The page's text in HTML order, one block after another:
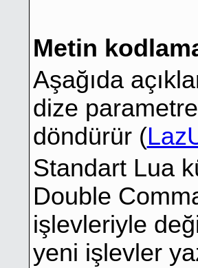
Metin
Aşağıda
dize
döndürür (
Standart Lua
Double
işlevleriyle
yeni işlevler